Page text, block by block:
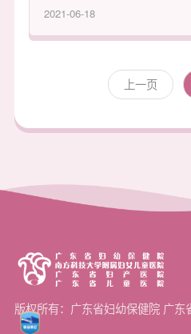
2021-06-18
上一页
版权所有：广东省妇幼保健院 广